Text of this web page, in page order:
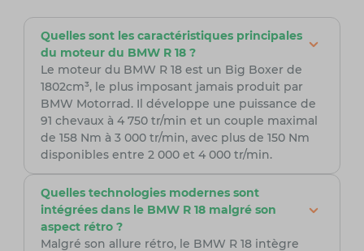
Quelles sont les caractéristiques principales
du moteur du BMW R 18 ?
Le moteur du BMW R 18 est un Big Boxer de
1802cm³, le plus imposant jamais produit par
BMW Motorrad. Il développe une puissance de
91 chevaux à 4 750 tr/min et un couple maximal
de 158 Nm à 3 000 tr/min, avec plus de 150 Nm
disponibles entre 2 000 et 4 000 tr/min.
Quelles technologies modernes sont
intégrées dans le BMW R 18 malgré son
aspect rétro ?
Malgré son allure rétro, le BMW R 18 intègre